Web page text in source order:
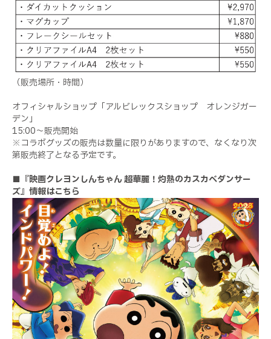
（販売場所・時間）
オフィシャルショップ「アルビレックスショップ オレンジガー
デン」
15:00～販売開始
※コラボグッズの販売は数量に限りがありますので、なくなり次
第販売終了となる予定です。
■『映画クレヨンしんちゃん 超華麗！灼熱のカスカベダンサー
ズ』情報はこちら